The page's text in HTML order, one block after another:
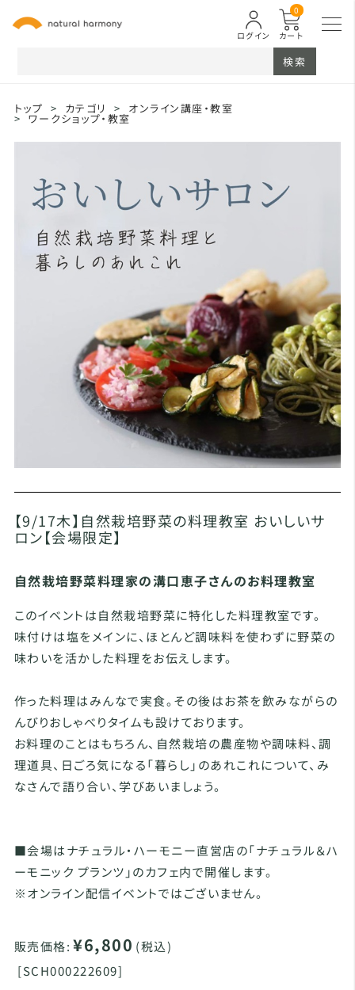
カート
0
ログイン
検索
トップ > カテゴリ > オンライン講座・教室
> ワークショップ・教室
【9/17木】自然栽培野菜の料理教室 おいしいサ
ロン【会場限定】
自然栽培野菜料理家の溝口恵子さんのお料理教室
このイベントは自然栽培野菜に特化した料理教室です。
味付けは塩をメインに、ほとんど調味料を使わずに野菜の
味わいを活かした料理をお伝えします。
作った料理はみんなで実食。その後はお茶を飲みながらの
んびりおしゃべりタイムも設けております。
お料理のことはもちろん、自然栽培の農産物や調味料、調
理道具、日ごろ気になる「暮らし」のあれこれについて、み
なさんで語り合い、学びあいましょう。
■会場はナチュラル・ハーモニー直営店の「ナチュラル＆ハ
ーモニック プランツ」のカフェ内で開催します。
※オンライン配信イベントではございません。
販売価格: ¥6,800 (税込)
[SCH000222609]